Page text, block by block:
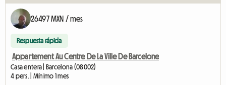
26497 MXN / mes
Respuesta rápida
Appartement Au Centre De La Ville De Barcelone
Casa entera | Barcelona (08002)
4 pers. | Mínimo 1 mes